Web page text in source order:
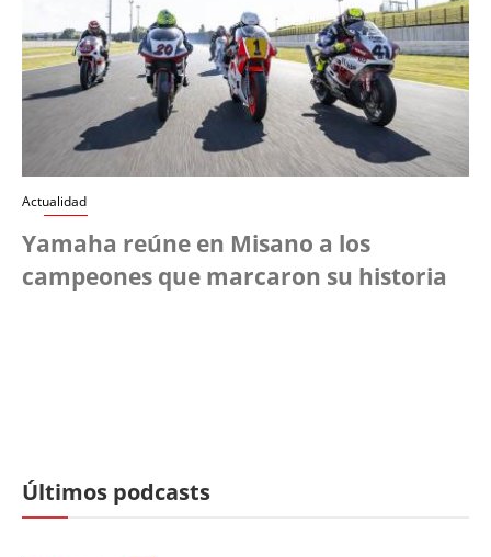
Actualidad
Yamaha reúne en Misano a los
campeones que marcaron su historia
Últimos podcasts